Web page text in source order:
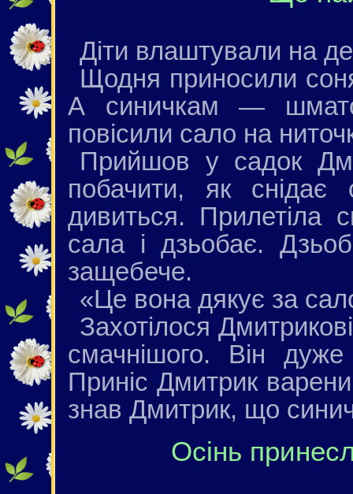
Діти влаштували на
Щодня приносили
А синичкам —
повісили сало на
Прийшов у садок
побачити, як снідає
дивиться. Прилетіла
сала і дзьобає.
защебече.
«Це вона дякує за
Захотілося
смачнішого. Він
Приніс Дмитрик
знав Дмитрик, що
Осінь